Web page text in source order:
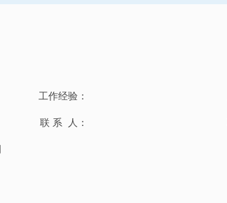
工作经验：
联 系 人：